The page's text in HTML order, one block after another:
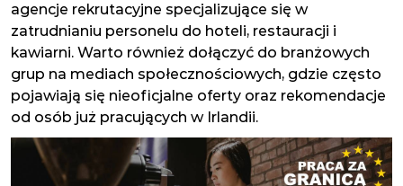
agencje rekrutacyjne specjalizujące się w
zatrudnianiu personelu do hoteli, restauracji i
kawiarni. Warto również dołączyć do branżowych
grup na mediach społecznościowych, gdzie często
pojawiają się nieoficjalne oferty oraz rekomendacje
od osób już pracujących w Irlandii.